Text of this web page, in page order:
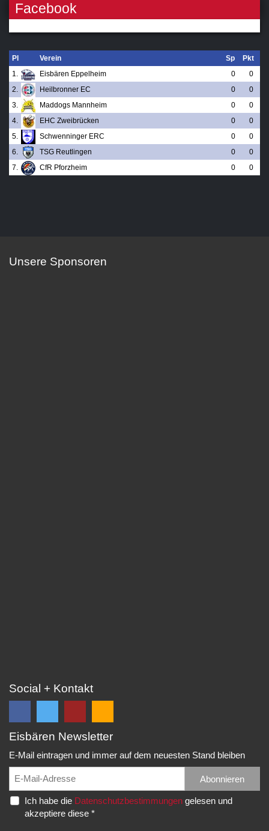
Facebook
Pl Verein Sp
Pkt
1.
Eisbären Eppelheim 0
0
2.
Heilbronner EC 0
0
3.
Maddogs Mannheim 0
0
4.
EHC Zweibrücken 0
0
5.
Schwenninger ERC 0
0
6.
TSG Reutlingen 0
0
7.
CfR Pforzheim 0 0
Unsere Sponsoren
Social + Kontakt
Folge
auf
Facebook
und
erhalte
die
Folge
auf
Twitter
und
erhalte
die
EC
Eppelheim
Rudolf-
Diesel-
Str.
Falls
unsere
Spielberichte,
etc.
Eisbären Newsletter
E-Mail eintragen und immer auf dem neuesten Stand bleiben
Abonnieren
Ich habe die Datenschutzbestimmungengelesen und
akzeptiere diese *